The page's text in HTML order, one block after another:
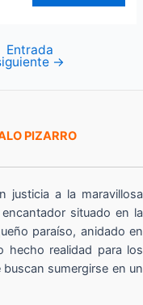
Entrada
→
PIZARRO
justicia a la maravillosa
situado en la
paraíso, anidado en
hecho realidad para los
sumergirse en un